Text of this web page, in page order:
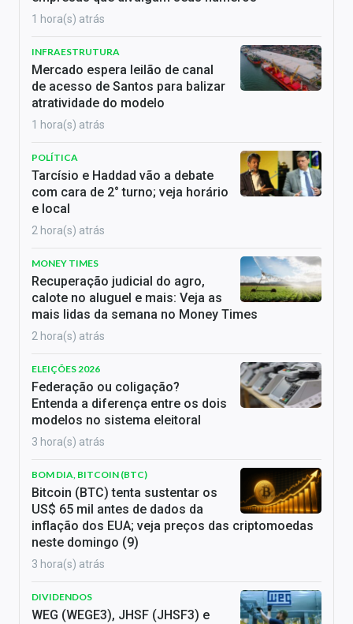
1 hora(s) atrás
INFRAESTRUTURA
Mercado espera leilão de canal
de acesso de Santos para balizar
atratividade do modelo
1 hora(s) atrás
POLÍTICA
Tarcísio e Haddad vão a debate
com cara de 2° turno; veja horário
e local
2 hora(s) atrás
MONEY TIMES
Recuperação judicial do agro,
calote no aluguel e mais: Veja as
mais lidas da semana no Money Times
2 hora(s) atrás
ELEIÇÕES 2026
Federação ou coligação?
Entenda a diferença entre os dois
modelos no sistema eleitoral
3 hora(s) atrás
BOM DIA, BITCOIN (BTC)
Bitcoin (BTC) tenta sustentar os
US$ 65 mil antes de dados da
inflação dos EUA; veja preços das criptomoedas
neste domingo (9)
3 hora(s) atrás
DIVIDENDOS
WEG (WEGE3), JHSF (JHSF3) e